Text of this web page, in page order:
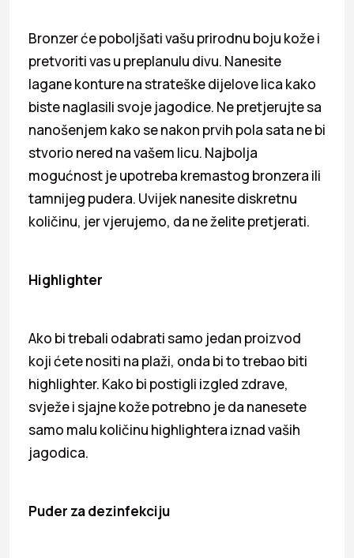
Bronzer će poboljšati vašu prirodnu boju kože i
pretvoriti vas u preplanulu divu. Nanesite
lagane konture na strateške dijelove lica kako
biste naglasili svoje jagodice. Ne pretjerujte sa
nanošenjem kako se nakon prvih pola sata ne bi
stvorio nered na vašem licu. Najbolja
mogućnost je upotreba kremastog bronzera ili
tamnijeg pudera. Uvijek nanesite diskretnu
količinu, jer vjerujemo, da ne želite pretjerati.
Highlighter
Ako bi trebali odabrati samo jedan proizvod
koji ćete nositi na plaži, onda bi to trebao biti
highlighter. Kako bi postigli izgled zdrave,
svježe i sjajne kože potrebno je da nanesete
samo malu količinu highlightera iznad vaših
jagodica.
Puder za dezinfekciju